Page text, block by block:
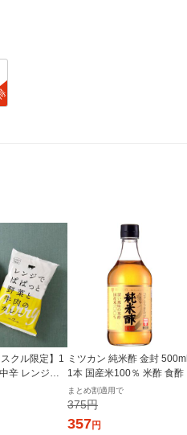
スクル限定】1
辛 レンジで
牛肉のカレ
リジナル レト
） オリジナ
ミツカン 純米酢 金封 500ml
1本 国産米100％ 米酢 食酢
まとめ割適用で
375円
357円